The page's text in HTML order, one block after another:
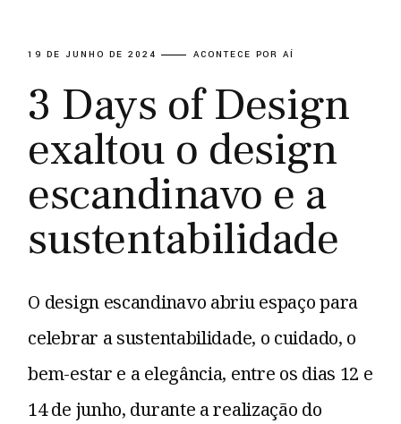
19 DE JUNHO DE 2024 ACONTECE POR AÍ
3 Days of Design
exaltou o design
escandinavo e a
sustentabilidade
O design escandinavo abriu espaço para
celebrar a sustentabilidade, o cuidado, o
bem-estar e a elegância, entre os dias 12 e
14 de junho, durante a realização do